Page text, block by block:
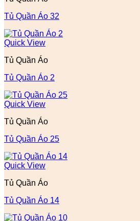
Tủ Quần Áo 32
Quick View
Tủ Quần Áo
Tủ Quần Áo 2
Quick View
Tủ Quần Áo
Tủ Quần Áo 25
Quick View
Tủ Quần Áo
Tủ Quần Áo 14